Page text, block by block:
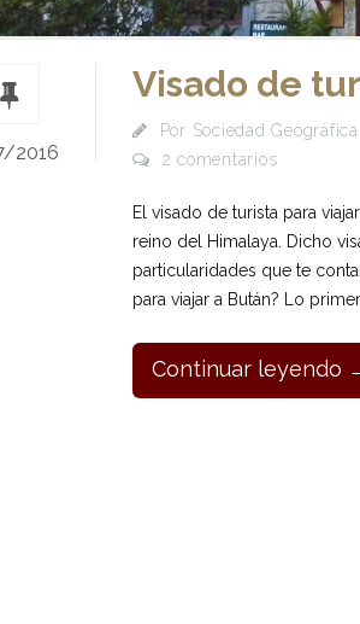
2016
Visado de
Por Sociedad
2 comentarios
El visado de turista para
reino del Himalaya. Dicho
particularidades que te
para viajar a Bután? Lo
Continuar leyendo